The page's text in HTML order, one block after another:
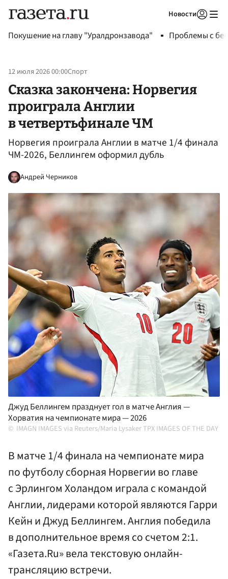
Новости
Покушение на главу "Уралдронзавода" Проблемы с
12 июля 2026 00:00Спорт
Сказка закончена: Норвегия
проиграла Англии
в четвертьфинале ЧМ
Норвегия проиграла Англии в матче 1/4 финала
ЧМ-2026, Беллингем оформил дубль
Андрей Черников
Джуд Беллингем празднует гол в матче Англия —
Хорватия на чемпионате мира — 2026
IMAGN IMAGES via Reuters/Maria Lysaker TPX IMAGES OF THE DAY
В матче 1/4 финала на чемпионате мира
по футболу сборная Норвегии во главе
с Эрлингом Холандом играла с командой
Англии, лидерами которой являются Гарри
Кейн и Джуд Беллингем. Англия победила
в дополнительное время со счетом 2:1.
«Газета.Ru» вела текстовую онлайн-
трансляцию встречи.